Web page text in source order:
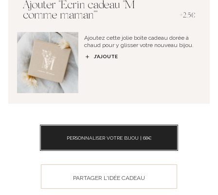
Ajouter "Ecrin cadeau "M
comme maman""
+2.5€
Ajoutez cette jolie boîte cadeau dorée à
chaud pour y glisser votre nouveau bijou.
J’AJOUTE
PERSONNALISER VOTRE BIJOU | 68€
PARTAGER L'IDÉE CADEAU